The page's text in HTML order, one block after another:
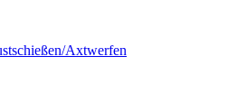
Axtwerfen